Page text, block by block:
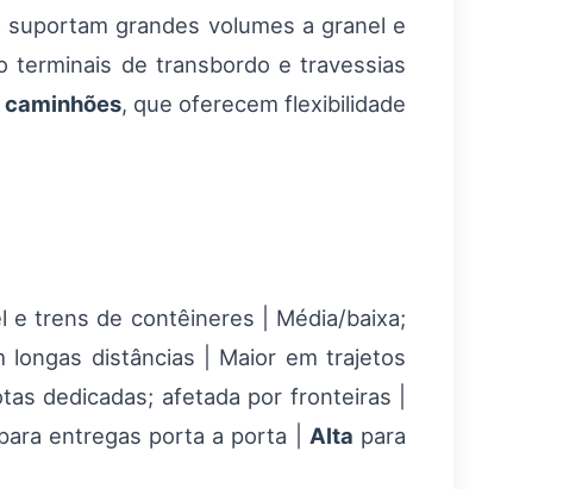
grandes volumes a granel e
terminais de transbordo e travessias
caminhões, que oferecem flexibilidade
e trens de contêineres | Média/baixa;
longas distâncias | Maior em trajetos
dedicadas; afetada por fronteiras |
entregas porta a porta | Alta para